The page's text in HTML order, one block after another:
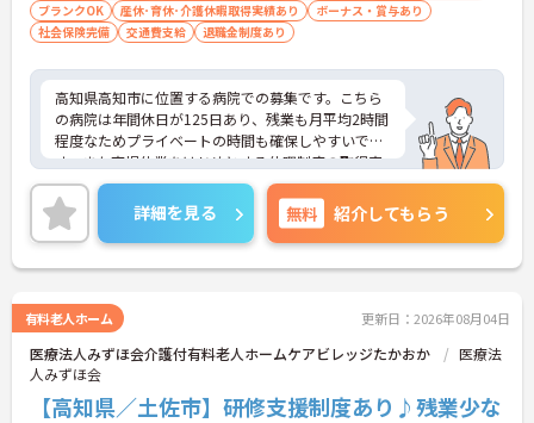
ブランクOK
産休･育休･介護休暇取得実績あり
ボーナス・賞与あり
社会保険完備
交通費支給 退職金制度あり
高知県高知市に位置する病院での募集です。こちら
の病院は年間休日が125日あり、残業も月平均2時間
程度なためプライベートの時間も確保しやすいで
す。また育児休業をはじめとする休暇制度の取得実
績もあるため長期的にお仕事を続けたい方におすす
めです。ご興味のある方には面接のポイントをお伝
えしますので、お気軽にお問い合わせください。
詳細を見る 無料 紹介してもらう
有料老人ホーム 更新日：2026年08月04日
医療法人みずほ会介護付有料老人ホームケアビレッジたかおか
医療法
人みずほ会
【高知県／土佐市】研修支援制度あり♪残業少な